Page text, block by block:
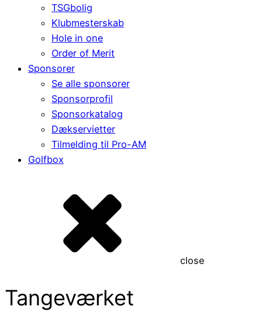
TSGbolig
Klubmesterskab
Hole in one
Order of Merit
Sponsorer
Se alle sponsorer
Sponsorprofil
Sponsorkatalog
Dækservietter
Tilmelding til Pro-AM
Golfbox
close
Tangeværket